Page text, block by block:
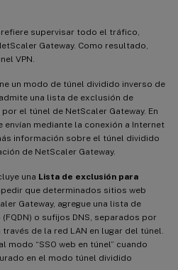
supervisar todo el tráfico,
Gateway. Como resultado,
VPN.
un modo de túnel dividido inverso de
una lista de exclusión de
el túnel de NetScaler Gateway. En
envían mediante la conexión a Internet
información sobre el túnel dividido
de NetScaler Gateway.
una Lista de exclusión para
que determinados sitios web
Gateway, agregue una lista de
o sufijos DNS, separados por
de la red LAN en lugar del túnel.
modo “SSO web en túnel” cuando
en el modo túnel dividido